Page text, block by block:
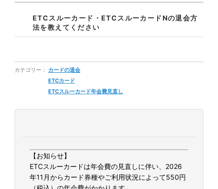
ETCスルーカード・ETCスルーカードNの退会方
法を教えてください
カテゴリー：
カードの退会
ETCカード
ETCスルーカード年会費見直し
【お知らせ】
ETCスルーカードは年会費の見直しに伴い、2026
年11月からカード券種やご利用状況によって550円